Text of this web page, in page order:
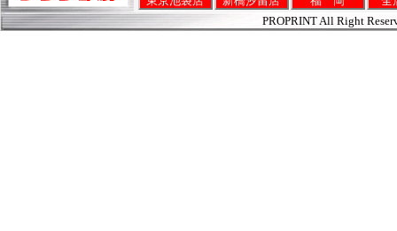
PROPRINT All Right